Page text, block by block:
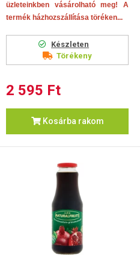
üzleteinkben vásárolható meg! A
termék házhozszállítása töréken...
Készleten
Törékeny
2 595 Ft
Kosárba rakom